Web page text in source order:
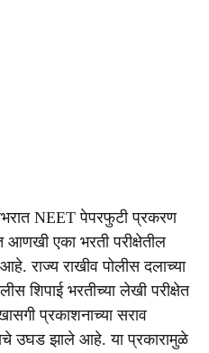
NEET पेपरफुटी प्रकरण
आणखी एका भरती परीक्षेतील
राज्य राखीव पोलीस दलाच्या
शिपाई भरतीच्या लेखी परीक्षेत
प्रकाशनाच्या सराव
उघड झाले आहे. या प्रकारामुळे